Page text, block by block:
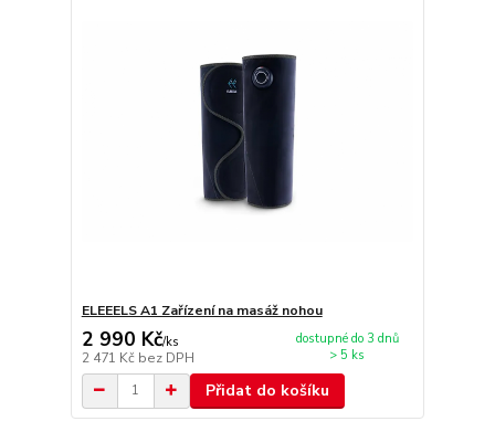
ELEEELS A1 Zařízení na masáž nohou
2 990 Kč/ks
2 471 Kč bez DPH
dostupné do 3 dnů
> 5 ks
Přidat do košíku